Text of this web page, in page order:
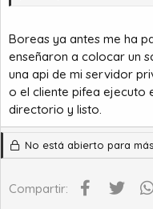
Boreas ya antes me ha
enseñaron a colocar un
una api de mi servidor
o el cliente pifea ejecuto
directorio y listo.
No está abierto para
Compartir: Facebook